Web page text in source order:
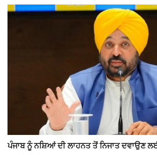
ਪੰਜਾਬ ਨੂੰ ਨਸ਼ਿਆਂ ਦੀ ਲਾਹਨਤ ਤੋਂ ਨਿਜਾਤ ਦਵਾਉਣ